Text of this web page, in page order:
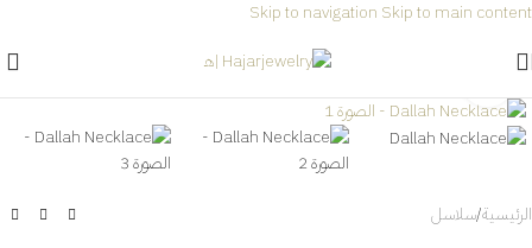
Skip to navigation Skip to main content
الرئيسية/سلاسل